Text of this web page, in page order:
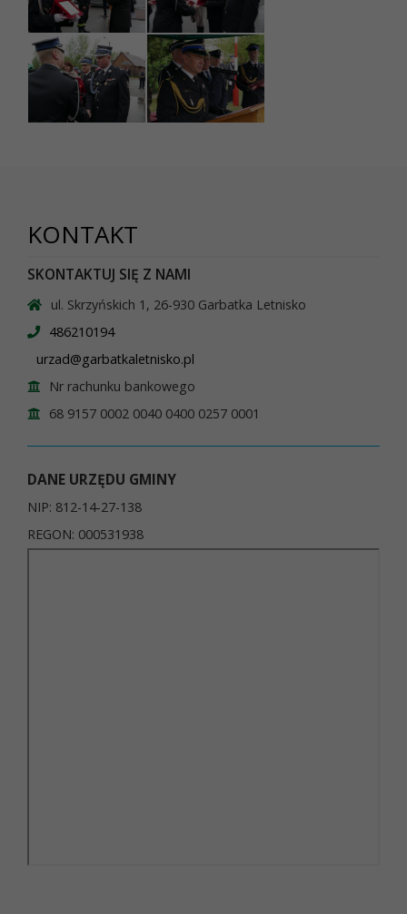
KONTAKT
SKONTAKTUJ SIĘ Z NAMI
ul. Skrzyńskich 1, 26-930 Garbatka Letnisko
486210194
urzad@garbatkaletnisko.pl
Nr rachunku bankowego
68 9157 0002 0040 0400 0257 0001
DANE URZĘDU GMINY
NIP: 812-14-27-138
REGON: 000531938